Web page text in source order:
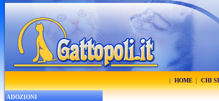
HOME CHI
ADOZIONI